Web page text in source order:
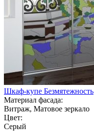
Шкаф-купе Безмятежность
Материал фасада:
Витраж, Матовое зеркало
Цвет:
Серый